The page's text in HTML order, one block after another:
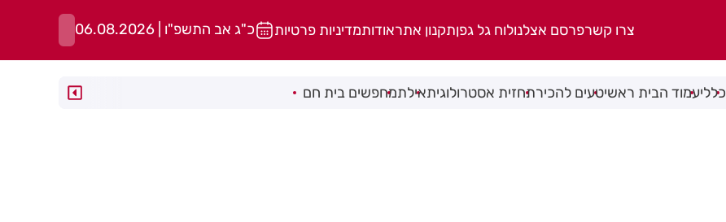
צרו קשרפרסם אצלנולוח גל גפןתקנון אתראודותמדיניות פרטיות כ"ג אב התשפ"ו | 06.08.2026
כלליעמוד הבית ראשיטעים להכירתחזית אסטרולוגיתאילתמחפשים בית חם